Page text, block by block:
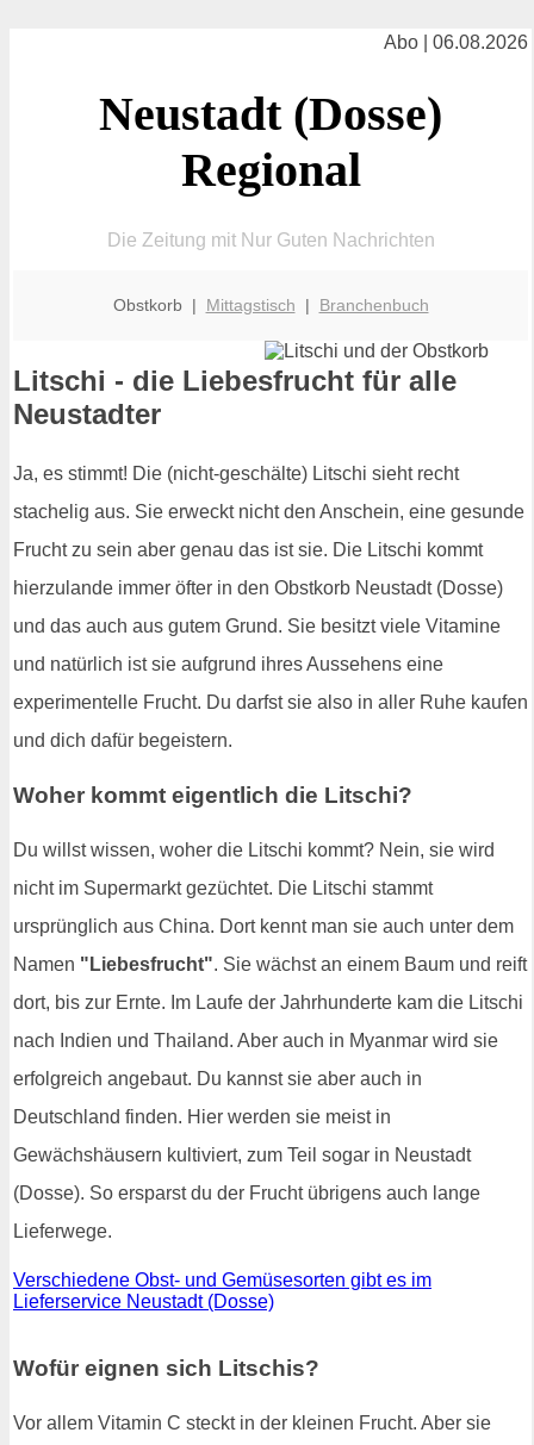
Abo | 06.08.2026
Neustadt (Dosse)
Regional
Die Zeitung mit Nur Guten Nachrichten
Obstkorb | Mittagstisch | Branchenbuch
Litschi - die Liebesfrucht für alle
Neustadter
Ja, es stimmt! Die (nicht-geschälte) Litschi sieht recht
stachelig aus. Sie erweckt nicht den Anschein, eine gesunde
Frucht zu sein aber genau das ist sie. Die Litschi kommt
hierzulande immer öfter in den Obstkorb Neustadt (Dosse)
und das auch aus gutem Grund. Sie besitzt viele Vitamine
und natürlich ist sie aufgrund ihres Aussehens eine
experimentelle Frucht. Du darfst sie also in aller Ruhe kaufen
und dich dafür begeistern.
Woher kommt eigentlich die Litschi?
Du willst wissen, woher die Litschi kommt? Nein, sie wird
nicht im Supermarkt gezüchtet. Die Litschi stammt
ursprünglich aus China. Dort kennt man sie auch unter dem
Namen "Liebesfrucht". Sie wächst an einem Baum und reift
dort, bis zur Ernte. Im Laufe der Jahrhunderte kam die Litschi
nach Indien und Thailand. Aber auch in Myanmar wird sie
erfolgreich angebaut. Du kannst sie aber auch in
Deutschland finden. Hier werden sie meist in
Gewächshäusern kultiviert, zum Teil sogar in Neustadt
(Dosse). So ersparst du der Frucht übrigens auch lange
Lieferwege.
Verschiedene Obst- und Gemüsesorten gibt es im
Lieferservice Neustadt (Dosse)
Wofür eignen sich Litschis?
Vor allem Vitamin C steckt in der kleinen Frucht. Aber sie